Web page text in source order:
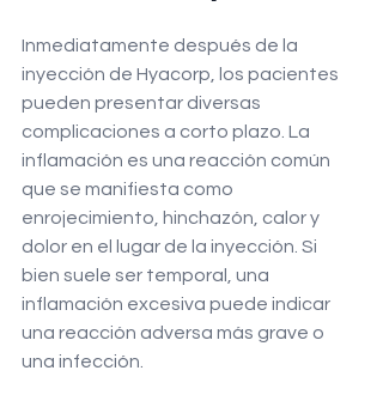
Inmediatamente después de la
inyección de Hyacorp, los pacientes
pueden presentar diversas
complicaciones a corto plazo. La
inflamación es una reacción común
que se manifiesta como
enrojecimiento, hinchazón, calor y
dolor en el lugar de la inyección. Si
bien suele ser temporal, una
inflamación excesiva puede indicar
una reacción adversa más grave o
una infección.